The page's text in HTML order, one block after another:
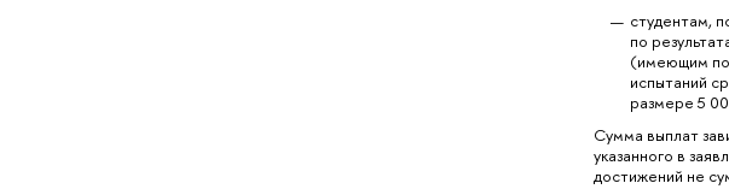
студентам,
по
(имеющим по
испытаний
размере 5
Сумма выплат
указанного в
достижений не